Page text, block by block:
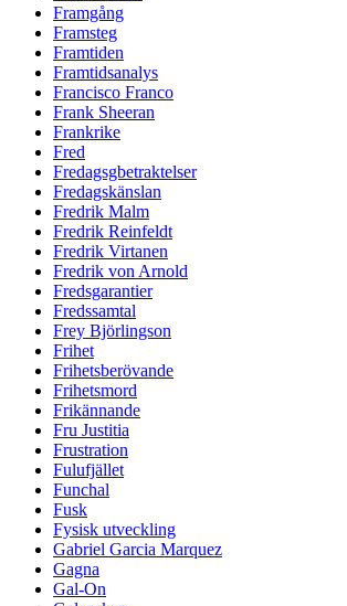
Framgång
Framsteg
Framtiden
Framtidsanalys
Francisco Franco
Frank Sheeran
Frankrike
Fred
Fredagsgbetraktelser
Fredagskänslan
Fredrik Malm
Fredrik Reinfeldt
Fredrik Virtanen
Fredrik von Arnold
Fredsgarantier
Fredssamtal
Frey Björlingson
Frihet
Frihetsberövande
Frihetsmord
Frikännande
Fru Justitia
Frustration
Fulufjället
Funchal
Fusk
Fysisk utveckling
Gabriel Garcia Marquez
Gagna
Gal-On